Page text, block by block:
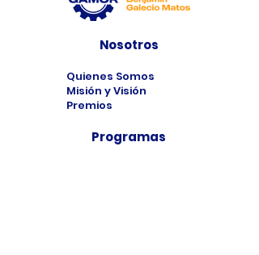
Nosotros
Quienes Somos
Misión y Visión
Premios
Programas